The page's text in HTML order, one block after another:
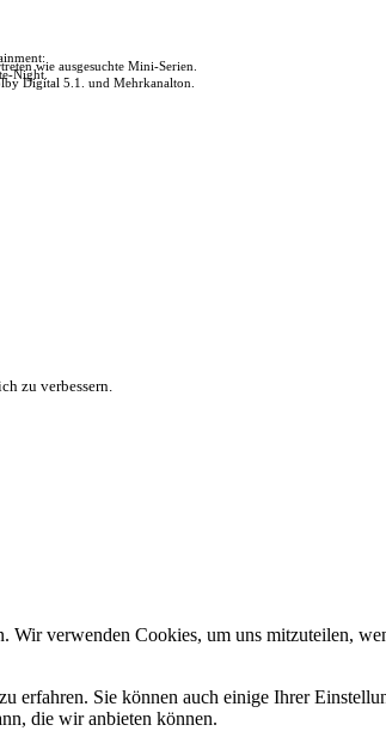
wie ausgesuchte Mini-Serien.
Night.
Digital 5.1. und Mehrkanalton.
zu verbessern.
verwenden Cookies, um uns mitzuteilen,
erfahren. Sie können auch einige Ihrer
die wir anbieten können.